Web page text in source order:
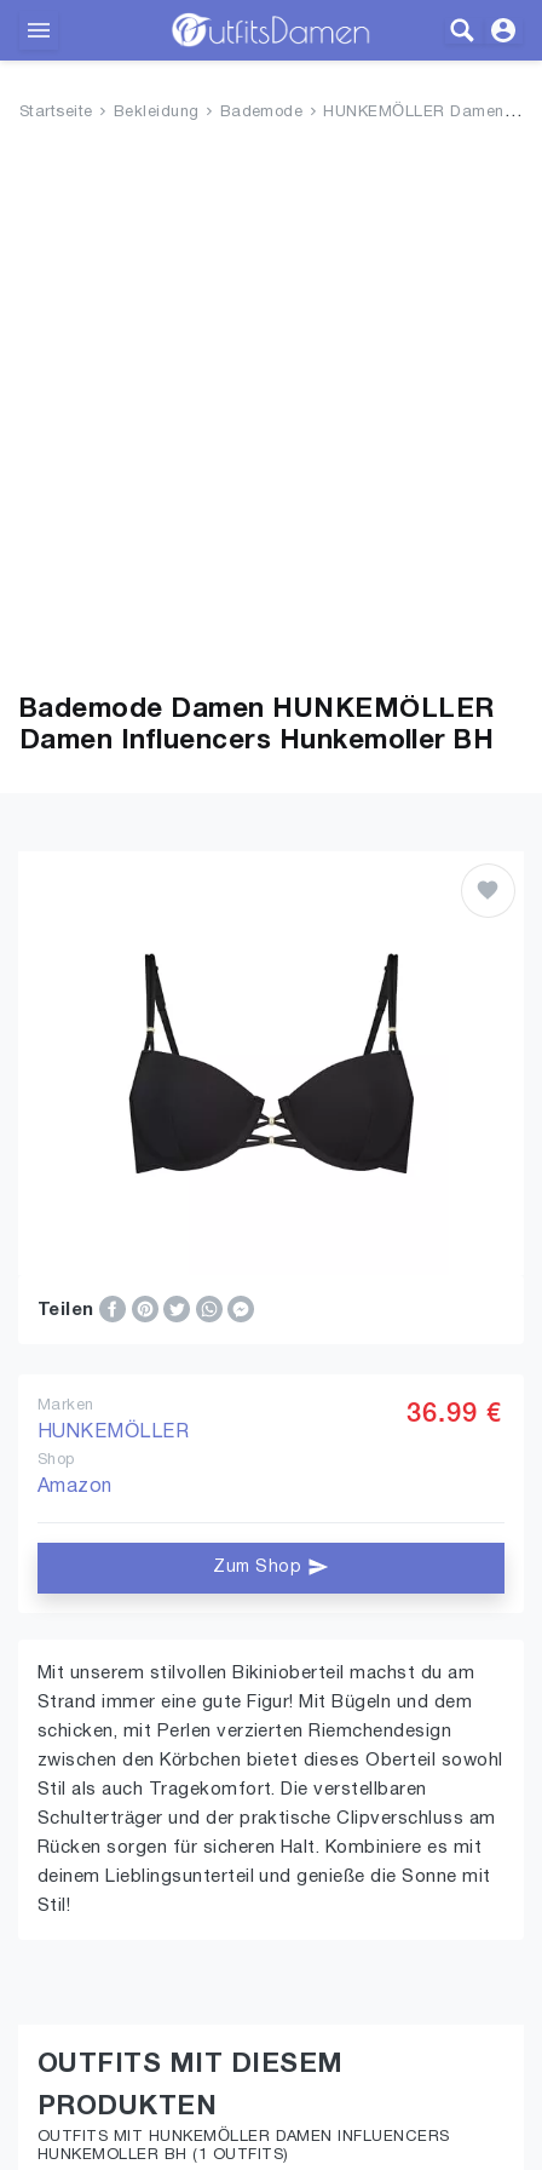
Startseite Bekleidung Bademode HUNKEMÖLLER Damen Influencers...
Bademode Damen HUNKEMÖLLER
Damen Influencers Hunkemoller BH
Teilen
Marken
HUNKEMÖLLER
Shop
Amazon
36.99 €
Zum Shop
Mit unserem stilvollen Bikinioberteil machst du am
Strand immer eine gute Figur! Mit Bügeln und dem
schicken, mit Perlen verzierten Riemchendesign
zwischen den Körbchen bietet dieses Oberteil sowohl
Stil als auch Tragekomfort. Die verstellbaren
Schulterträger und der praktische Clipverschluss am
Rücken sorgen für sicheren Halt. Kombiniere es mit
deinem Lieblingsunterteil und genieße die Sonne mit
Stil!
OUTFITS MIT DIESEM
PRODUKTEN
OUTFITS MIT HUNKEMÖLLER DAMEN INFLUENCERS
HUNKEMOLLER BH (1 OUTFITS)